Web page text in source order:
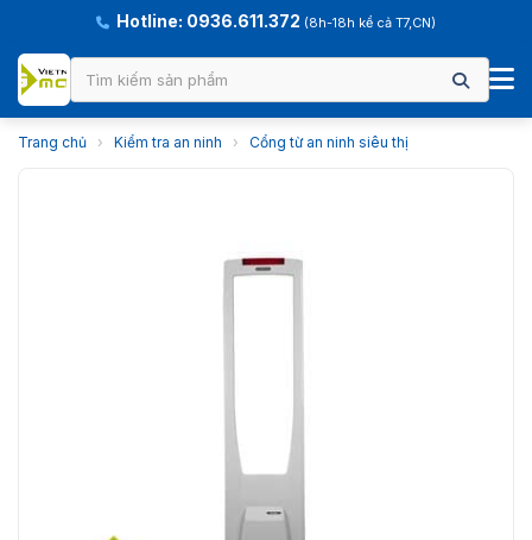
Hotline: 0936.611.372 (8h-18h kể cả T7,CN)
Trang chủ › Kiểm tra an ninh › Cổng từ an ninh siêu thị